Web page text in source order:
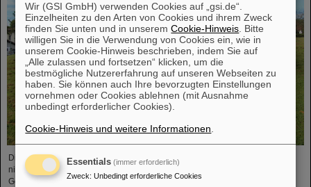
Die Forschung zu biologischen Wirkungen ionisierender und
nichtionisierender Strahlungen zu fördern, ist das Hauptziel der Deutschen
Gesellschaft für Biologische Strahlenforschung (DeGBS). Mehr als 110
Wir (GSI GmbH) verwenden Cookies auf „gsi.de“.
Einzelheiten zu den Arten von Cookies und ihrem Zweck
finden Sie unten und in unseremCookie-Hinweis . Bitte
willigen Sie in die Verwendung von Cookies ein, wie in
unserem Cookie-Hinweis beschrieben, indem Sie auf
„Alle zulassen und fortsetzen“ klicken, um die
bestmögliche Nutzererfahrung auf unseren Webseiten zu
haben. Sie können auch Ihre bevorzugten Einstellungen
vornehmen oder Cookies ablehnen (mit Ausnahme
unbedingt erforderlicher Cookies).
Cookie-Hinweis und weitere Informationen
Essentials (immer erforderlich)
Zweck: Unbedingt erforderliche Cookies